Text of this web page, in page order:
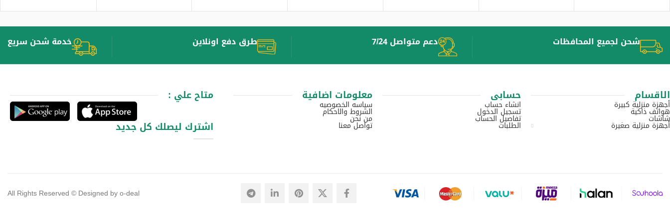
شحن لجميع المحافظات دعم متواصل 7/24 طرق دفع اونلاين خدمة شحن سريع
الاقسام
أجهزة منزلية كبيرة
هواتف ذاكية
شاشات
أجهزة منزلية صغيرة
حسابى
انشاء حساب
تسجيل الدخول
تفاصيل الحساب
الطلبات
معلومات اضافية
سياسه الخصوصيه
الشروط والاحكام
من نحن
تواصل معنا
متاح علي :
اشترك ليصلك كل جديد
All Rights Reserved © Designed by o-deal